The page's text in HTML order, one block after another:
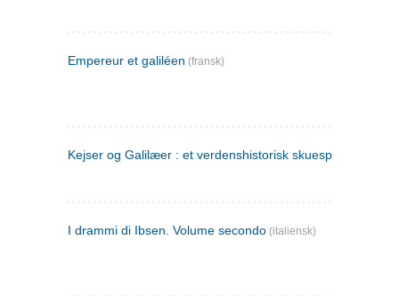
Empereur et galiléen (fransk)
Kejser og Galilæer : et verdenshistorisk skuespil
I drammi di Ibsen. Volume secondo (italiensk)